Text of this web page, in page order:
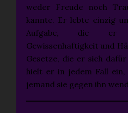
weder Freude noch
kannte. Er lebte einzig
Aufgabe, die
Gewissenhaftigkeit und
Gesetze, die er sich
hielt er in jedem Fall ein,
jemand sie gegen ihn